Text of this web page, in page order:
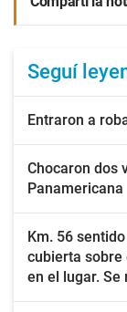
Seguí
Entraron a
Chocaron dos
Panamericana
Km. 56
cubierta sobre
en el lugar.